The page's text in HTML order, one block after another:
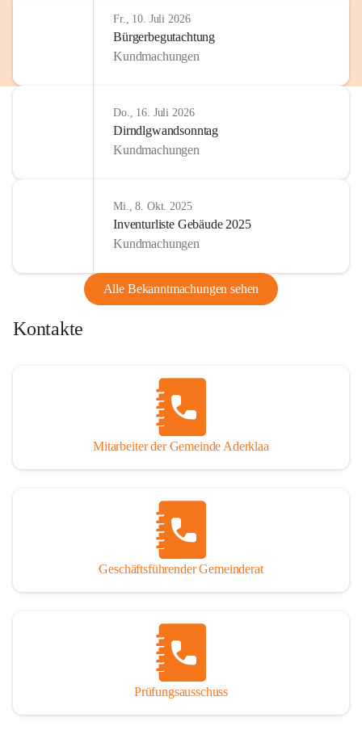
Fr., 10. Juli 2026
Bürgerbegutachtung
Kundmachungen
Do., 16. Juli 2026
Dirndlgwandsonntag
Kundmachungen
Mi., 8. Okt. 2025
Inventurliste Gebäude 2025
Kundmachungen
Alle Bekanntmachungen sehen
Kontakte
Mitarbeiter der Gemeinde Aderklaa
Geschäftsführender Gemeinderat
Prüfungsausschuss